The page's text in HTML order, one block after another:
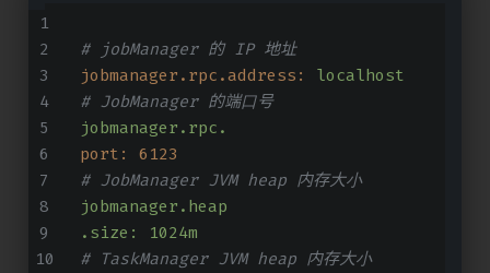
# jobManager 的 IP 地址
jobmanager.rpc.address:
localhost
# JobManager 的端⼝号
jobmanager.rpc.
port:
6123
# JobManager JVM heap 内存⼤⼩
jobmanager.heap
.size:
1024m
# TaskManager JVM heap 内存⼤⼩